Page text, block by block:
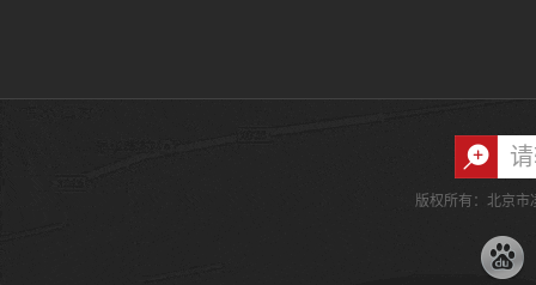
版权所有：北京